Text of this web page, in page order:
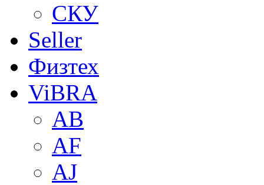
СКУ
Seller
Физтех
ViBRA
AB
AF
AJ